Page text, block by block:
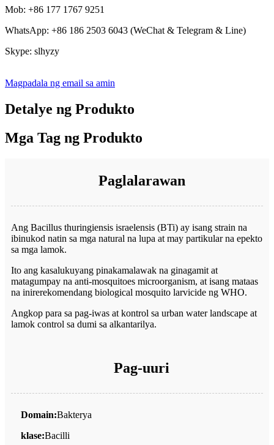
Mob: +86 177 1767 9251
WhatsApp: +86 186 2503 6043 (WeChat & Telegram & Line)
Skype: slhyzy
Magpadala ng email sa amin
Detalye ng Produkto
Mga Tag ng Produkto
Paglalarawan
Ang Bacillus thuringiensis israelensis (BTi) ay isang strain na
ibinukod natin sa mga natural na lupa at may partikular na epekto
sa mga lamok.
Ito ang kasalukuyang pinakamalawak na ginagamit at
matagumpay na anti-mosquitoes microorganism, at isang mataas
na inirerekomendang biological mosquito larvicide ng WHO.
Angkop para sa pag-iwas at kontrol sa urban water landscape at
lamok control sa dumi sa alkantarilya.
Pag-uuri
Domain:Bakterya
klase:Bacilli